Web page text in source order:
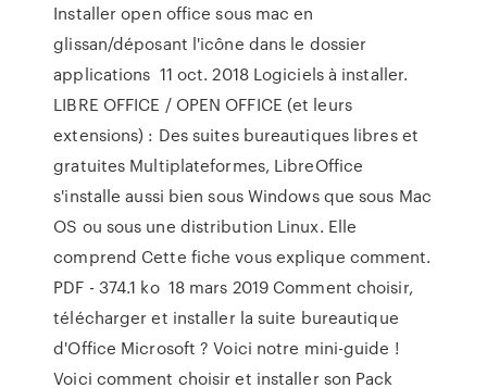
Installer open office sous mac en
glissan/déposant l'icône dans le dossier
applications 11 oct. 2018 Logiciels à installer.
LIBRE OFFICE / OPEN OFFICE (et leurs
extensions) : Des suites bureautiques libres et
gratuites Multiplateformes, LibreOffice
s'installe aussi bien sous Windows que sous Mac
OS ou sous une distribution Linux. Elle
comprend Cette fiche vous explique comment.
PDF - 374.1 ko 18 mars 2019 Comment choisir,
télécharger et installer la suite bureautique
d'Office Microsoft ? Voici notre mini-guide !
Voici comment choisir et installer son Pack